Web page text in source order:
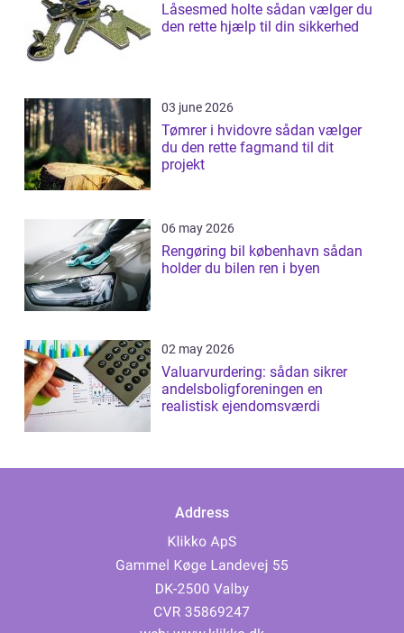
Låsesmed holte sådan vælger du
den rette hjælp til din sikkerhed
03 june 2026
Tømrer i hvidovre sådan vælger
du den rette fagmand til dit
projekt
06 may 2026
Rengøring bil københavn sådan
holder du bilen ren i byen
02 may 2026
Valuarvurdering: sådan sikrer
andelsboligforeningen en
realistisk ejendomsværdi
Address